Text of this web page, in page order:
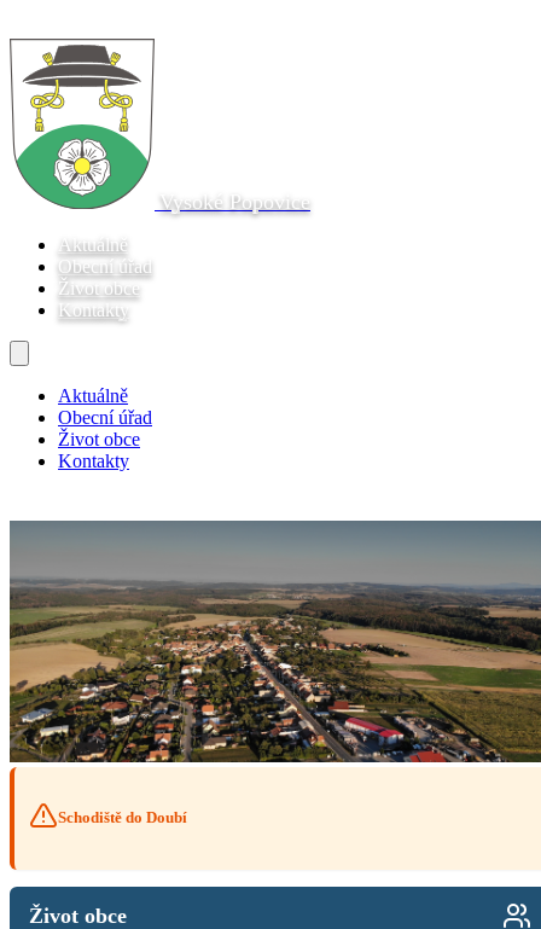
Vysoké Popovice
Aktuálně
Obecní úřad
Život obce
Kontakty
Aktuálně
Obecní úřad
Život obce
Kontakty
Schodiště do Doubí
Život obce